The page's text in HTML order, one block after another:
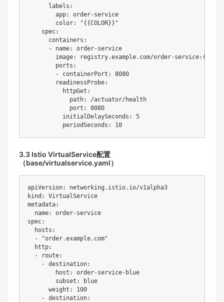
      labels:
        app: order-service
        color: "{
{COLOR}}"
    spec:
      containers:
      - name: order-service
        image: registry.example.com/order-service:{
        ports:
        - containerPort: 8080
        readinessProbe:
          httpGet:
            path: /actuator/health
            port: 8080
          initialDelaySeconds: 5
3.3 Istio VirtualService配置
（base/virtualservice.yaml）
apiVersion: networking.istio.io/v1alpha3
kind: VirtualService
metadata:
  name: order-service
spec:
  hosts:
  - "order.example.com"
  http:
  - route:
    - destination:
        host: order-service-blue
        subset: blue
      weight: 100
    - destination: